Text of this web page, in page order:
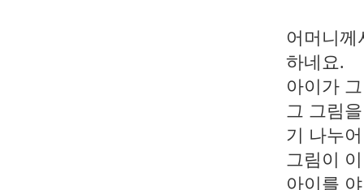
어머니께
하네요.
아이가
그 그림
기 나누
그림이
아이를